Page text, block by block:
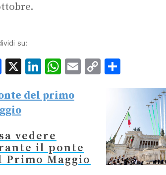
su:
Facebook
X LinkedIn
WhatsApp
Email
Copy
vedere
il ponte
Primo Maggio